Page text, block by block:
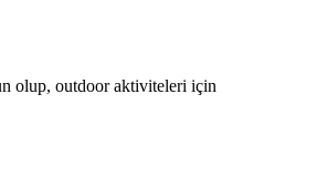
olup, outdoor aktiviteleri için